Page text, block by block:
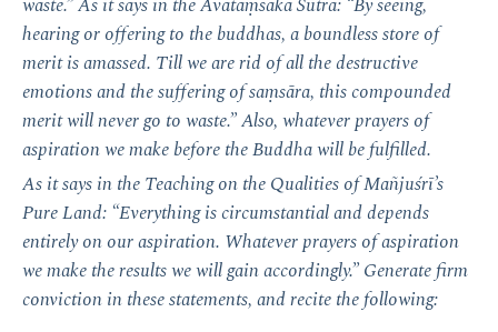
hearing or offering to the buddhas, a boundless store of
merit is amassed. Till we are rid of all the destructive
emotions and the suffering of saṃsāra, this compounded
merit will never go to waste.” Also, whatever prayers of
aspiration we make before the Buddha will be fulfilled.
As it says in the Teaching on the Qualities of Mañjuśrī’s
Pure Land: “Everything is circumstantial and depends
entirely on our aspiration. Whatever prayers of aspiration
we make the results we will gain accordingly.” Generate firm
conviction in these statements, and recite the following: